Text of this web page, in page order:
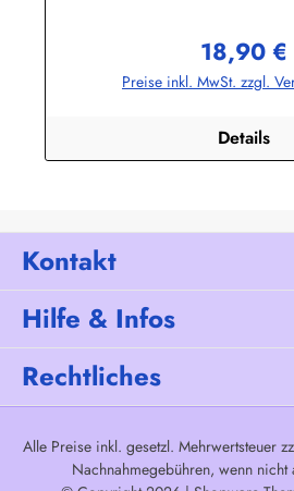
bekleidung.de
Regulärer
18,90 €
Preise inkl. MwSt. zzgl.
Details
Kontakt
Hilfe & Infos
Rechtliches
Alle Preise inkl. gesetzl. Mehrwertsteuer
Nachnahmegebühren, wenn nicht